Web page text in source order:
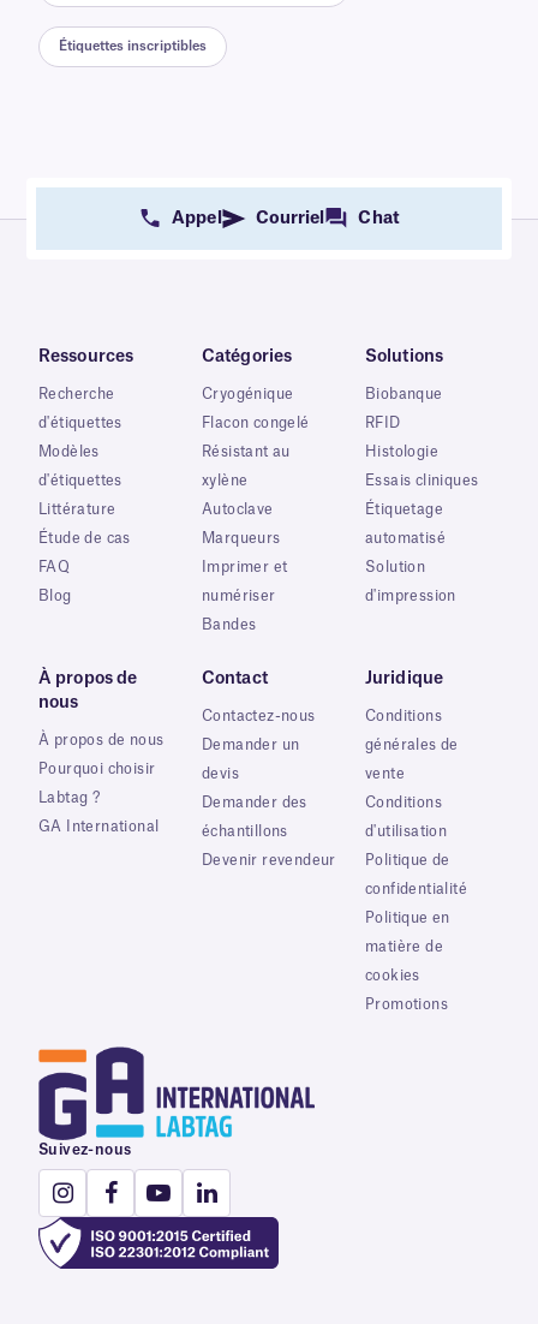
Étiquettes inscriptibles
Appel Courriel Chat
Ressources
Recherche
d'étiquettes
Modèles
d'étiquettes
Littérature
Étude de cas
FAQ
Blog
Catégories
Cryogénique
Flacon congelé
Résistant au
xylène
Autoclave
Marqueurs
Imprimer et
numériser
Bandes
Solutions
Biobanque
RFID
Histologie
Essais cliniques
Étiquetage
automatisé
Solution
d'impression
À propos de
nous
À propos de nous
Pourquoi choisir
Labtag ?
GA International
Contact
Contactez-nous
Demander un
devis
Demander des
échantillons
Devenir revendeur
Juridique
Conditions
générales de
vente
Conditions
d'utilisation
Politique de
confidentialité
Politique en
matière de
cookies
Promotions
Suivez-nous